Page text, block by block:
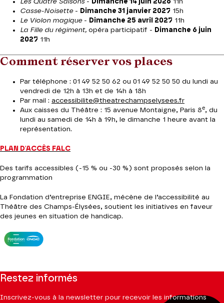
Les Quatre Saisons - Dimanche 14 juin 2026 11h
Casse-Noisette - Dimanche 31 janvier 2027 15h
Le Violon magique - Dimanche 25 avril 2027 11h
La Fille du régiment, opéra participatif - Dimanche 6 juin
2027 11h
Comment réserver vos places
Par téléphone : 01 49 52 50 62 ou 01 49 52 50 50 du lundi au
vendredi de 12h à 13h et de 14h à 18h
Par mail : accessibilite@theatrechampselysees.fr
Aux caisses du Théâtre : 15 avenue Montaigne, Paris 8e, du
lundi au samedi de 14h à 19h, le dimanche 1 heure avant la
représentation.
PLAN D'ACCÈS FALC
Des tarifs accessibles (-15 % ou -30 %) sont proposés selon la
programmation
La Fondation d’entreprise ENGIE, mécène de l’accessibilité au
Théâtre des Champs-Élysées, soutient les initiatives en faveur
des jeunes en situation de handicap.
Restez informés
Inscrivez-vous à la newsletter pour recevoir les informations